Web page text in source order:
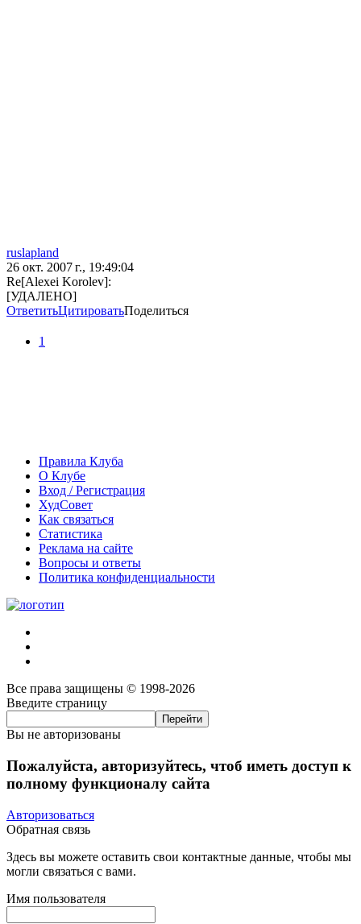
ruslapland
26 окт. 2007 г., 19:49:04
Re[Alexei Korolev]:
[УДАЛЕНО]
ОтветитьЦитироватьПоделиться
1
Правила Клуба
О Клубе
Вход / Регистрация
ХудСовет
Как связаться
Статистика
Реклама на сайте
Вопросы и ответы
Политика конфиденциальности
Все права защищены © 1998-2026
Введите страницу
Вы не авторизованы
Пожалуйста, авторизуйтесь, чтоб иметь доступ к
полному функционалу сайта
Авторизоваться
Обратная связь
Здесь вы можете оставить свои контактные данные, чтобы мы
могли связаться с вами.
Имя пользователя